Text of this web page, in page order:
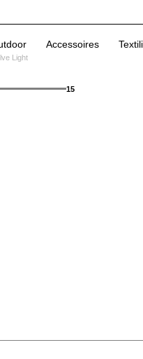
Accessoires
Light
15